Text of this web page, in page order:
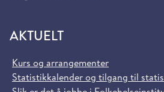
AKTUELT
Kurs og arrangementer
Statistikkalender og tilgang til